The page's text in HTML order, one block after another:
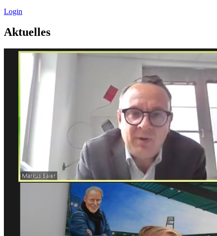
Login
Aktuelles